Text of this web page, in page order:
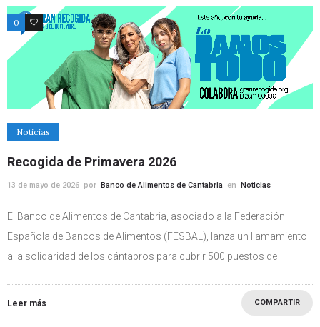
0 0
Noticias
Recogida de Primavera 2026
13 de mayo de 2026 por Banco de Alimentos de Cantabria en Noticias
El Banco de Alimentos de Cantabria, asociado a la Federación
Española de Bancos de Alimentos (FESBAL), lanza un llamamiento
a la solidaridad de los cántabros para cubrir 500 puestos de
Leer más COMPARTIR